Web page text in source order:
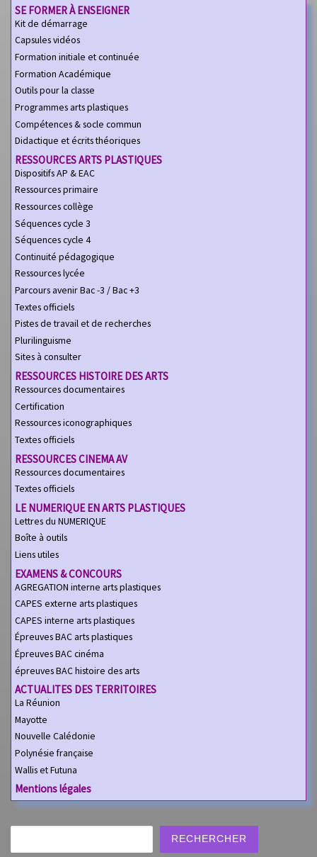
SE FORMER À ENSEIGNER
Kit de démarrage
Capsules vidéos
Formation initiale et continuée
Formation Académique
Outils pour la classe
Programmes arts plastiques
Compétences & socle commun
Didactique et écrits théoriques
RESSOURCES ARTS PLASTIQUES
Dispositifs AP & EAC
Ressources primaire
Ressources collège
Séquences cycle 3
Séquences cycle 4
Continuité pédagogique
Ressources lycée
Parcours avenir Bac -3 / Bac +3
Textes officiels
Pistes de travail et de recherches
Plurilinguisme
Sites à consulter
RESSOURCES HISTOIRE DES ARTS
Ressources documentaires
Certification
Ressources iconographiques
Textes officiels
RESSOURCES CINEMA AV
Ressources documentaires
Textes officiels
LE NUMERIQUE EN ARTS PLASTIQUES
Lettres du NUMERIQUE
Boîte à outils
Liens utiles
EXAMENS & CONCOURS
AGREGATION interne arts plastiques
CAPES externe arts plastiques
CAPES interne arts plastiques
Épreuves BAC arts plastiques
Épreuves BAC cinéma
épreuves BAC histoire des arts
ACTUALITES DES TERRITOIRES
La Réunion
Mayotte
Nouvelle Calédonie
Polynésie française
Wallis et Futuna
Mentions légales
RECHERCHER